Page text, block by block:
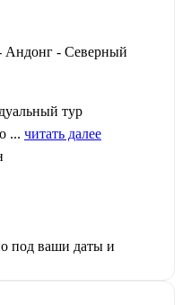
Андонг - Северный
тур
... читать далее
под ваши даты и